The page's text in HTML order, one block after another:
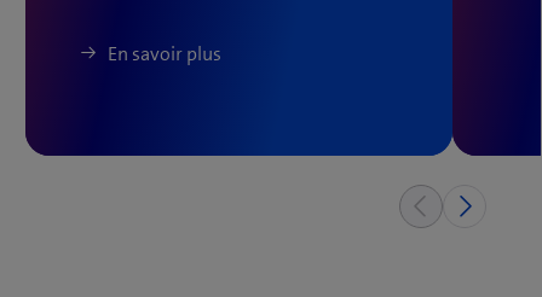
En savoir plus